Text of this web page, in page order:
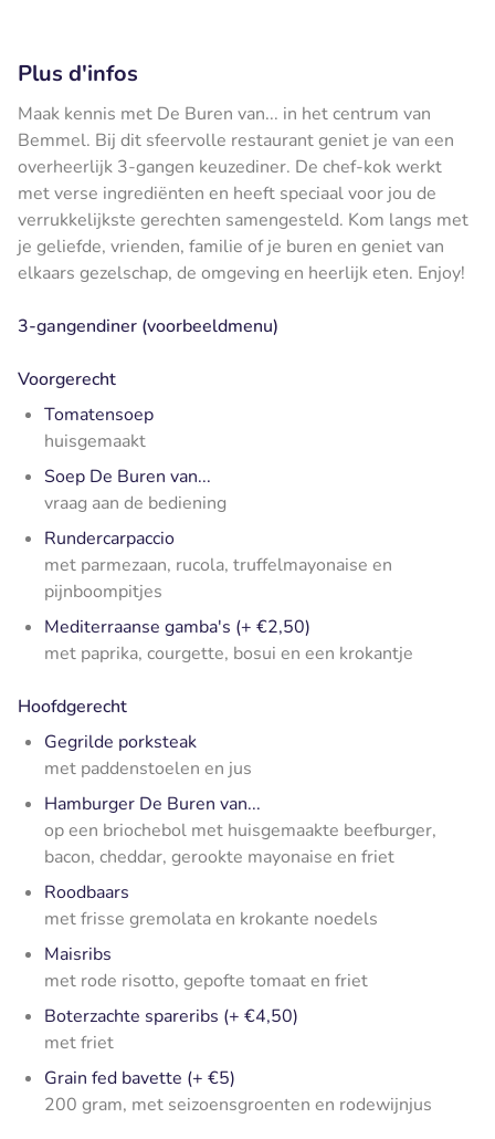
Plus d'infos
Maak kennis met De Buren van... in het centrum van
Bemmel. Bij dit sfeervolle restaurant geniet je van een
overheerlijk 3-gangen keuzediner. De chef-kok werkt
met verse ingrediënten en heeft speciaal voor jou de
verrukkelijkste gerechten samengesteld. Kom langs met
je geliefde, vrienden, familie of je buren en geniet van
elkaars gezelschap, de omgeving en heerlijk eten. Enjoy!
3-gangendiner (voorbeeldmenu)
Voorgerecht
Tomatensoep
huisgemaakt
Soep De Buren van...
vraag aan de bediening
Rundercarpaccio
met parmezaan, rucola, truffelmayonaise en
pijnboompitjes
Mediterraanse gamba's (+ €2,50)
met paprika, courgette, bosui en een krokantje
Hoofdgerecht
Gegrilde porksteak
met paddenstoelen en jus
Hamburger De Buren van...
op een briochebol met huisgemaakte beefburger,
bacon, cheddar, gerookte mayonaise en friet
Roodbaars
met frisse gremolata en krokante noedels
Maisribs
met rode risotto, gepofte tomaat en friet
Boterzachte spareribs (+ €4,50)
met friet
Grain fed bavette (+ €5)
200 gram, met seizoensgroenten en rodewijnjus